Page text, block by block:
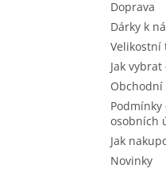
Doprava
Dárky k
Velikostní
Jak
osobních
Jak
Novinky